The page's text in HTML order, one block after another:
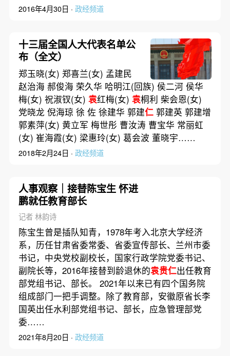
2016年4月30日 · 政经频道
十三届全国人大代表名单公
布（全文）
郑玉晓(女) 郑喜兰(女) 孟建民
赵治海 郝俊海 荣久华 哈明江(回族) 侯二河 侯华
梅(女) 祝淑钗(女) 袁红梅(女) 袁桐利 柴会恩(女)
党晓龙 倪海琼 徐 佐 徐建华 郭建仁郭建英 郭建增
郭素萍(女) 黄立军 梅世彤 曹汝涛 曹宝华 常丽虹
(女) 崔海霞(女) 梁惠玲(女) 葛会波 董晓宇……
2018年2月24日 · 政经频道
人事观察｜接替陈宝生 怀进
鹏就任教育部长
记者 林韵诗
陈宝生曾是插队知青，1978年考入北京大学经济
系，历任甘肃省委常委、省委宣传部长、兰州市委
书记，中央党校副校长，国家行政学院党委书记、
副院长等，2016年接替到龄退休的袁贵仁出任教育
部党组书记、部长。 2021年以来已有四个国务院
组成部门一把手调整。除了教育部，安徽原省长李
国英出任水利部党组书记、部长，应急管理部党
委……
2021年8月20日 · 政经频道